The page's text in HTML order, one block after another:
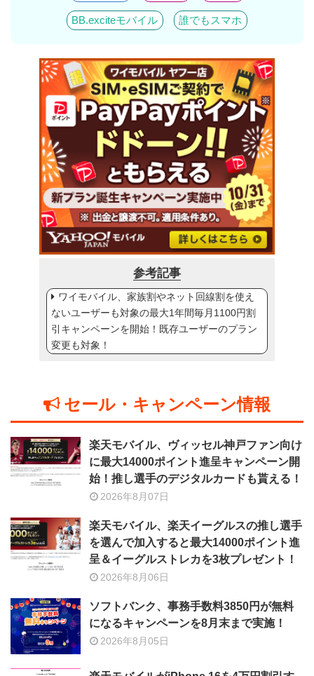
BB.exciteモバイル 誰でもスマホ
参考記事
ワイモバイル、家族割やネット回線割を使え
ないユーザーも対象の最大1年間毎月1100円割
引キャンペーンを開始！既存ユーザーのプラン
変更も対象！
セール・キャンペーン情報
楽天モバイル、ヴィッセル神戸ファン向け
に最大14000ポイント進呈キャンペーン開
始！推し選手のデジタルカードも貰える！
2026年8月07日
楽天モバイル、楽天イーグルスの推し選手
を選んで加入すると最大14000ポイント進
呈＆イーグルストレカを3枚プレゼント！
2026年8月06日
ソフトバンク、事務手数料3850円が無料
になるキャンペーンを8月末まで実施！
2026年8月05日